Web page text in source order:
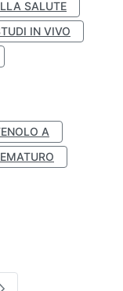
SALUTE
IN VIVO
A